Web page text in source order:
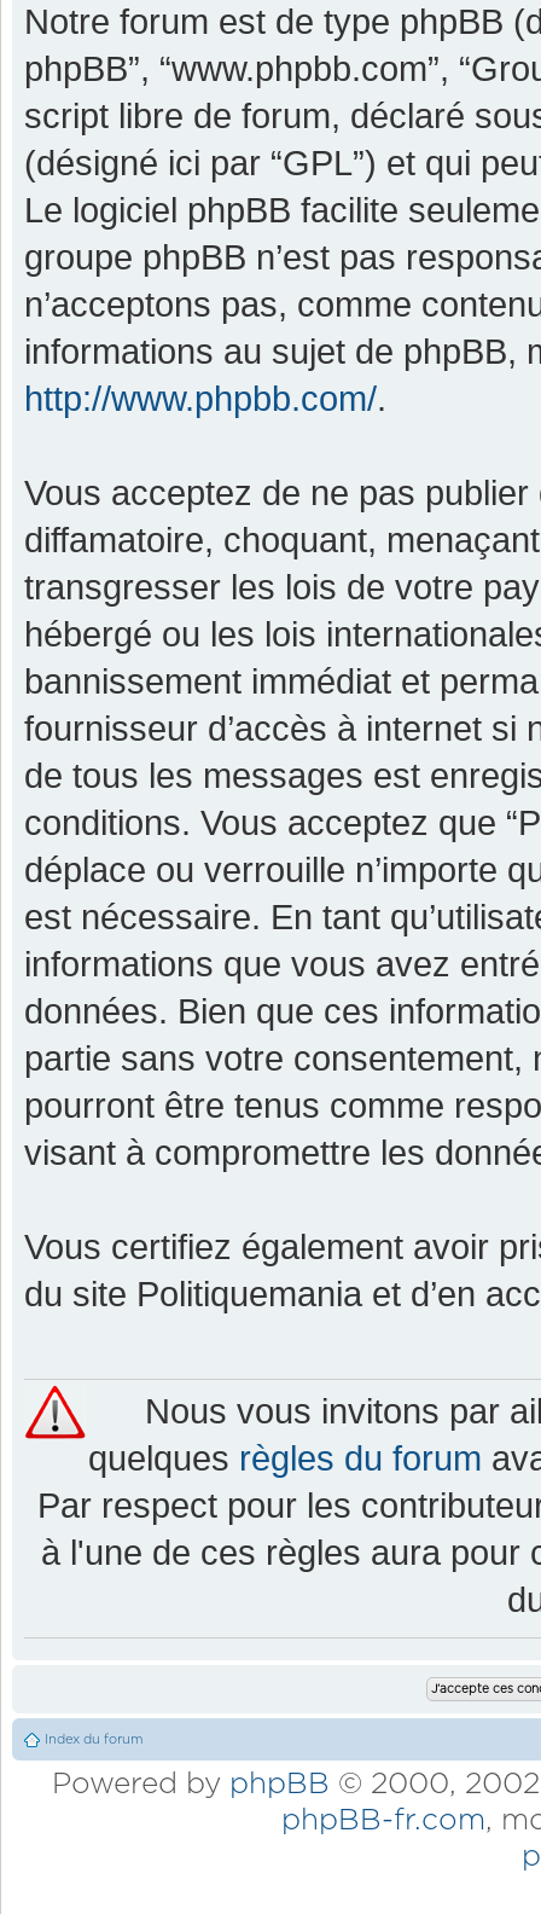
Notre forum est de type phpBB
phpBB”, “www.phpbb.com”,
script libre de forum, déclaré
(désigné ici par “GPL”) et qui
Le logiciel phpBB facilite
groupe phpBB n’est pas
n’acceptons pas, comme
informations au sujet de phpBB,
http://www.phpbb.com/.
Vous acceptez de ne pas
diffamatoire, choquant,
transgresser les lois de votre
hébergé ou les lois
bannissement immédiat et
fournisseur d’accès à internet si
de tous les messages est
conditions. Vous acceptez que
déplace ou verrouille n’importe
est nécessaire. En tant
informations que vous avez
données. Bien que ces
partie sans votre consentement,
pourront être tenus comme
visant à compromettre les
Vous certifiez également avoir
du site Politiquemania et d’en
Nous vous invitons par
quelques règles du forum
Par respect pour les
à l'une de ces règles aura pour
Index du forum
Powered by phpBB © 2000,
phpBB-fr.com,